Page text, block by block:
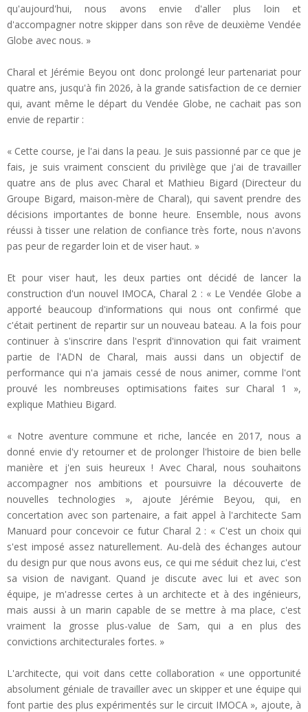
qu'aujourd'hui, nous avons envie d'aller plus loin et
d'accompagner notre skipper dans son rêve de deuxième Vendée
Globe avec nous. »
Charal et Jérémie Beyou ont donc prolongé leur partenariat pour
quatre ans, jusqu'à fin 2026, à la grande satisfaction de ce dernier
qui, avant même le départ du Vendée Globe, ne cachait pas son
envie de repartir :
« Cette course, je l'ai dans la peau. Je suis passionné par ce que je
fais, je suis vraiment conscient du privilège que j'ai de travailler
quatre ans de plus avec Charal et Mathieu Bigard (Directeur du
Groupe Bigard, maison-mère de Charal), qui savent prendre des
décisions importantes de bonne heure. Ensemble, nous avons
réussi à tisser une relation de confiance très forte, nous n'avons
pas peur de regarder loin et de viser haut. »
Et pour viser haut, les deux parties ont décidé de lancer la
construction d'un nouvel IMOCA, Charal 2 : « Le Vendée Globe a
apporté beaucoup d'informations qui nous ont confirmé que
c'était pertinent de repartir sur un nouveau bateau. A la fois pour
continuer à s'inscrire dans l'esprit d'innovation qui fait vraiment
partie de l'ADN de Charal, mais aussi dans un objectif de
performance qui n'a jamais cessé de nous animer, comme l'ont
prouvé les nombreuses optimisations faites sur Charal 1 »,
explique Mathieu Bigard.
« Notre aventure commune et riche, lancée en 2017, nous a
donné envie d'y retourner et de prolonger l'histoire de bien belle
manière et j'en suis heureux ! Avec Charal, nous souhaitons
accompagner nos ambitions et poursuivre la découverte de
nouvelles technologies », ajoute Jérémie Beyou, qui, en
concertation avec son partenaire, a fait appel à l'architecte Sam
Manuard pour concevoir ce futur Charal 2 : « C'est un choix qui
s'est imposé assez naturellement. Au-delà des échanges autour
du design pur que nous avons eus, ce qui me séduit chez lui, c'est
sa vision de navigant. Quand je discute avec lui et avec son
équipe, je m'adresse certes à un architecte et à des ingénieurs,
mais aussi à un marin capable de se mettre à ma place, c'est
vraiment la grosse plus-value de Sam, qui a en plus des
convictions architecturales fortes. »
L'architecte, qui voit dans cette collaboration « une opportunité
absolument géniale de travailler avec un skipper et une équipe qui
font partie des plus expérimentés sur le circuit IMOCA », ajoute, à